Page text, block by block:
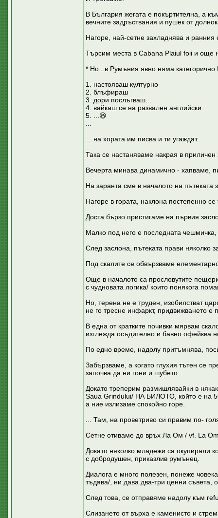
В България жегата е покъртителна, а
вечните задръствания и пушек от
Нагоре, най-сетне захладнява и
Търсим места в Cabana Plaiul foii и още
* Но ..в Румъния явно няма
1. настояваш културно
2. блъфираш
3. дори послъгваш...
4. вайкаш се на развален английски
5. ...😆
... на хората им писва и ти угаждат.
Така се настаняваме накрая в
Вечерта минава динамично - хапваме,
На заранта сме в началото на пътеката
Нагоре в гората, наклона постепенно
Доста бързо пристигаме на първия
Малко под него е последната
След заслона, пътеката прави няколко
Под скалите се обвързваме
Още в началото са прословутите
с чудновата логика/ които понякога
Но, терена не е труден, изобилстват
не го тресне инфаркт, придвижването е
В една от кратките почивки мярвам
изглежда осъдително и бавно офейква
По едно време, надолу притъмнява,
Забързваме, а когато глухия тътен се
започва да ни гони и шубето.
Докато треперим размишлявайки в
Saua Grindului/ НА БИЛОТО, който е на
а ние излизаме спокойно горе.
... Там, на проветриво си правим по-
Сетне отиваме до връх Ла Ом / vf. La
Докато няколко младежи са окупирали
с добродушен, приказлив румънец.
Диалога е много полезен, понеже
тъдява/, ни дава два-три ценни съвета,
След това, се отправяме надолу към
Слизането от върха е каменисто и